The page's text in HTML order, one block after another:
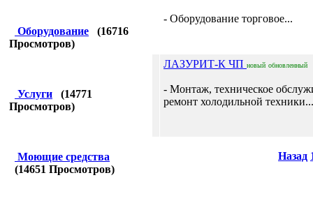
Оборудование (16716
Просмотров)
Услуги (14771
Просмотров)
Моющие средства
(14651 Просмотров)
- Оборудование торговое...
ЛАЗУРИТ-К ЧП новый обновленный
- Монтаж, техническое
ремонт холодильной техники...
Назад